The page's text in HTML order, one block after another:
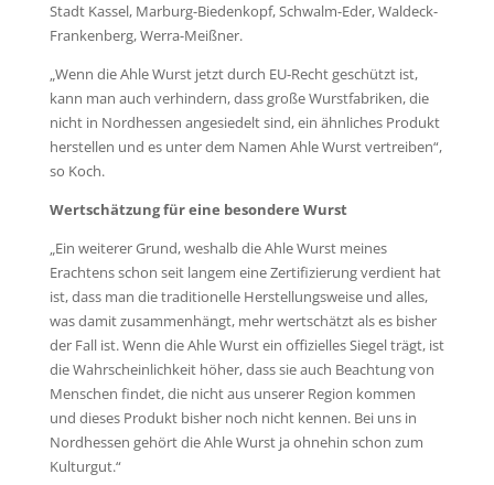
Stadt Kassel, Marburg-Biedenkopf, Schwalm-Eder, Waldeck-
Frankenberg, Werra-Meißner.
„Wenn die Ahle Wurst jetzt durch EU-Recht geschützt ist,
kann man auch verhindern, dass große Wurstfabriken, die
nicht in Nordhessen angesiedelt sind, ein ähnliches Produkt
herstellen und es unter dem Namen Ahle Wurst vertreiben“,
so Koch.
Wertschätzung für eine besondere Wurst
„Ein weiterer Grund, weshalb die Ahle Wurst meines
Erachtens schon seit langem eine Zertifizierung verdient hat
ist, dass man die traditionelle Herstellungsweise und alles,
was damit zusammenhängt, mehr wertschätzt als es bisher
der Fall ist. Wenn die Ahle Wurst ein offizielles Siegel trägt, ist
die Wahrscheinlichkeit höher, dass sie auch Beachtung von
Menschen findet, die nicht aus unserer Region kommen
und dieses Produkt bisher noch nicht kennen. Bei uns in
Nordhessen gehört die Ahle Wurst ja ohnehin schon zum
Kulturgut.“